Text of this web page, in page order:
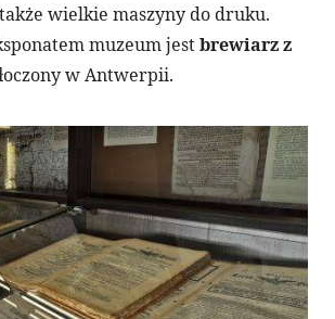
wielkie maszyny do druku.
muzeum jestbrewiarz z
w Antwerpii.